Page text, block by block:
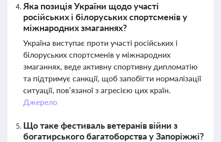
Яка позиція України щодо участі
російських і білоруських спортсменів у
міжнародних змаганнях?
Україна виступає проти участі російських і
білоруських спортсменів у міжнародних
змаганнях, веде активну спортивну дипломатію
та підтримує санкції, щоб запобігти нормалізації
ситуації, пов’язаної з агресією цих країн.
Джерело
Що таке фестиваль ветеранів війни з
богатирського багатоборства у Запоріжжі?